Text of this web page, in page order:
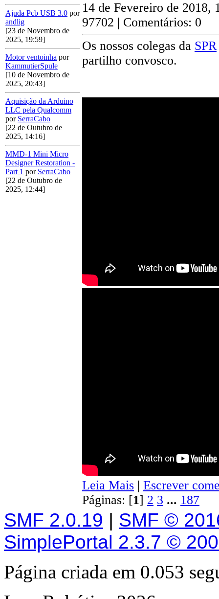
Ajuda Pcb USB 3.0 por
andlig
[23 de Novembro de
2025, 19:59]
Motor ventoinha por
KammutierSpule
[10 de Novembro de
2025, 20:43]
Aquisição da Arduino
LLC pela Qualcomm
por SerraCabo
[22 de Outubro de
2025, 14:16]
MMD-1 Mini Micro
Designer Restoration -
Part 1 por SerraCabo
[22 de Outubro de
2025, 12:44]
14 de Fevereiro de 2018,
97702 | Comentários: 0
Os nossos colegas da SPR
partilho convosco.
Leia Mais | Escrever
Páginas: [1] 2 3 ... 187
SMF 2.0.19 | SMF ©
SimplePortal 2.3.7 ©
Página criada em 0.053